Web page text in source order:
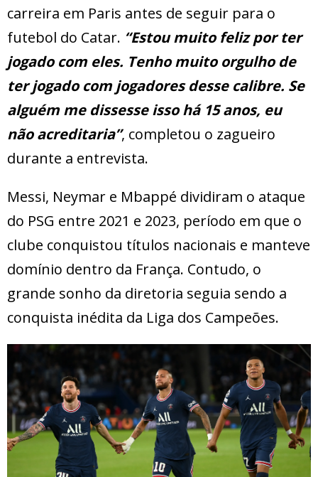
carreira em Paris antes de seguir para o
futebol do Catar. “Estou muito feliz por ter
jogado com eles. Tenho muito orgulho de
ter jogado com jogadores desse calibre. Se
alguém me dissesse isso há 15 anos, eu
não acreditaria”, completou o zagueiro
durante a entrevista.
Messi, Neymar e Mbappé dividiram o ataque
do PSG entre 2021 e 2023, período em que o
clube conquistou títulos nacionais e manteve
domínio dentro da França. Contudo, o
grande sonho da diretoria seguia sendo a
conquista inédita da Liga dos Campeões.